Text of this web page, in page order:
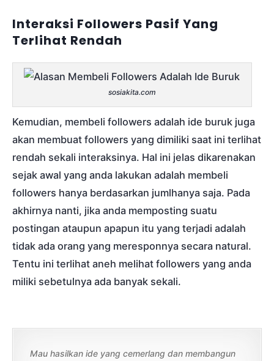
Interaksi Followers Pasif Yang
Terlihat Rendah
sosiakita.com
Kemudian, membeli followers adalah ide buruk juga
akan membuat followers yang dimiliki saat ini terlihat
rendah sekali interaksinya. Hal ini jelas dikarenakan
sejak awal yang anda lakukan adalah membeli
followers hanya berdasarkan jumlhanya saja. Pada
akhirnya nanti, jika anda memposting suatu
postingan ataupun apapun itu yang terjadi adalah
tidak ada orang yang meresponnya secara natural.
Tentu ini terlihat aneh melihat followers yang anda
miliki sebetulnya ada banyak sekali.
Mau hasilkan ide yang cemerlang dan membangun